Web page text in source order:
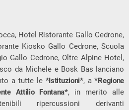
Hotel Ristorante Gallo Cedrone,
Kiosko Gallo Cedrone, Scuola
Gallo Cedrone, Oltre Alpine Hotel,
da Michele e Bosk Bas lanciano
a tutte le *Istituzioni*, a*Regione
Attilio Fontana*, in merito alle
ripercussioni derivanti